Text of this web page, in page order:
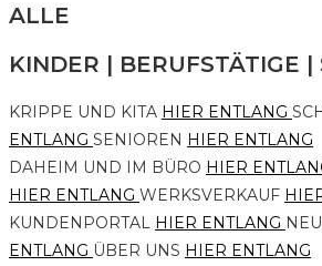
ALLE
KINDER | BERUFSTÄTIGE |
KRIPPE UND KITA HIER ENTLANG
ENTLANG SENIOREN HIER ENTLANG
DAHEIM UND IM BÜRO HIER
HIER ENTLANG WERKSVERKAUF
KUNDENPORTAL HIER ENTLANG
ENTLANG ÜBER UNS HIER ENTLANG